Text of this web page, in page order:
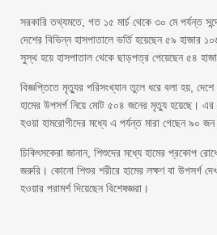
সরকারি তথ্যমতে, গত ১৫ মার্চ থেকে ৩০ মে পর্যন্ত
দেশের বিভিন্ন হাসপাতালে ভর্তি হয়েছেন ৫৯ হাজার
সুস্থ হয়ে হাসপাতাল থেকে ছাড়পত্র পেয়েছেন ৫৪
বিজ্ঞপ্তিতে মৃত্যুর পরিসংখ্যান তুলে ধরে বলা হয়,
হামের উপসর্গ নিয়ে মোট ৫০৪ জনের মৃত্যু হয়েছে। এর
হওয়া হামরোগীদের মধ্যে এ পর্যন্ত মারা গেছেন ৯০
চিকিৎসকেরা জানান, শিশুদের মধ্যে হামের প্রকোপ
জরুরি। কোনো শিশুর শরীরে হামের লক্ষণ বা উপসর্গ
হওয়ার পরামর্শ দিয়েছেন বিশেষজ্ঞরা।